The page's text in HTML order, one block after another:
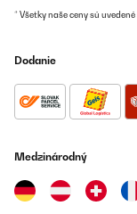
* Všetky naše ceny sú uvedené
Dodanie
Medzinárodný